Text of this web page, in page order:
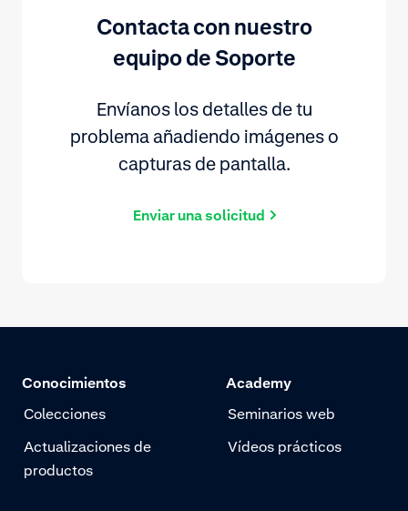
Contacta con nuestro
equipo de Soporte
Envíanos los detalles de tu
problema añadiendo imágenes o
capturas de pantalla.
Enviar una solicitud
Conocimientos
Colecciones
Actualizaciones de
productos
Academy
Seminarios web
Vídeos prácticos